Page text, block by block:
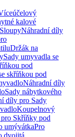
kalové
SloupyNáhradní díly
Držák na
Sady umyvadla se
pod
skříňkou pod
Náhradní díly
Sady nábytkového
díly pro Sady
Koupelnový
Skříňky pod
umývátkaPro
dvojitá